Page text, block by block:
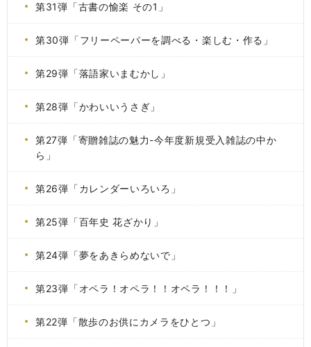
第31弾「古書の愉楽 その1」
第30弾「フリーペーパーを調べる・楽しむ・作る」
第29弾「落語家いまむかし」
第28弾「かわいいうさぎ」
第27弾「寄贈雑誌の魅力-今年度新規受入雑誌の中か
ら」
第26弾「カレンダーいろいろ」
第25弾「百年史 花ざかり」
第24弾「夢をあきらめないで」
第23弾「オペラ！オペラ！！オペラ！！！」
第22弾「散歩のお供にカメラをひとつ」